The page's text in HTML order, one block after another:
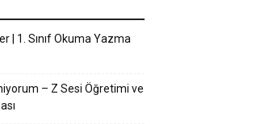
| 1. Sınıf Okuma Yazma
– Z Sesi Öğretimi ve